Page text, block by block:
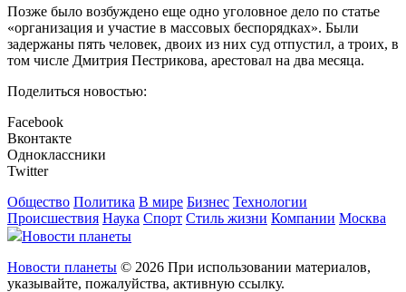
Позже было возбуждено еще одно уголовное дело по статье
«организация и участие в массовых беспорядках». Были
задержаны пять человек, двоих из них суд отпустил, а троих, в
том числе Дмитрия Пестрикова, арестовал на два месяца.
Поделиться новостью:
Facebook
Вконтакте
Одноклассники
Twitter
Общество Политика В мире Бизнес Технологии
Происшествия Наука Спорт Стиль жизни Компании Москва
Новости планеты
Новости планеты © 2026 При использовании материалов,
указывайте, пожалуйства, активную ссылку.